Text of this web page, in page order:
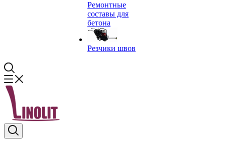
Ремонтные
составы для
бетона
Резчики швов